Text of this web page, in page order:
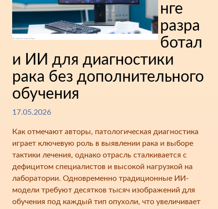
нге
разра
ботал
и ИИ для диагностики
рака без дополнительного
обучения
17.05.2026
Как отмечают авторы, патологическая диагностика
играет ключевую роль в выявлении рака и выборе
тактики лечения, однако отрасль сталкивается с
дефицитом специалистов и высокой нагрузкой на
лаборатории. Одновременно традиционные ИИ-
модели требуют десятков тысяч изображений для
обучения под каждый тип опухоли, что увеличивает